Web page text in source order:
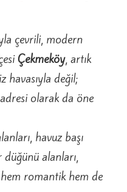
çevrili, modern
Çekmeköy, artık
havasıyla değil;
olarak da öne
havuz başı
alanları,
romantik hem de